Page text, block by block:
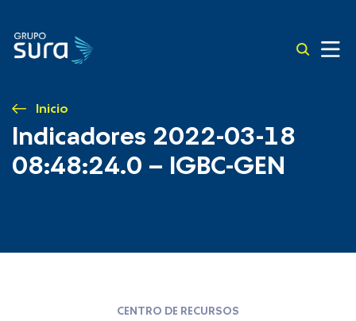
Inicio
Indicadores 2022-03-18
08:48:24.0 – IGBC-GEN
CENTRO DE RECURSOS